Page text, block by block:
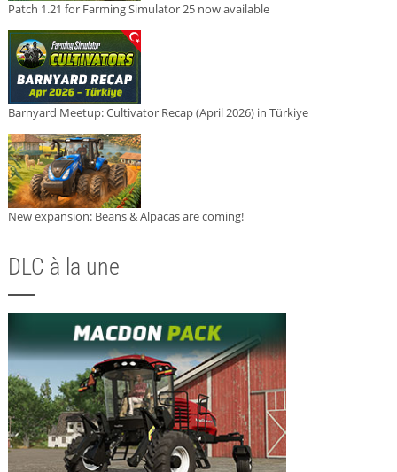
Patch 1.21 for Farming Simulator 25 now available
Barnyard Meetup: Cultivator Recap (April 2026) in Türkiye
New expansion: Beans & Alpacas are coming!
DLC à la une